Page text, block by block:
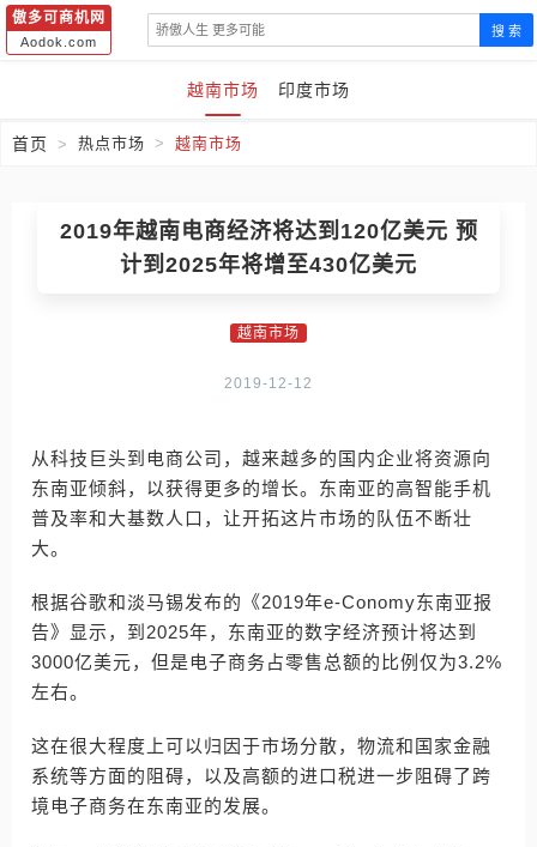
傲多可商机网
Aodok.com
搜 索
越南市场 印度市场
首页 热点市场 越南市场
2019年越南电商经济将达到120亿美元 预
计到2025年将增至430亿美元
越南市场
2019-12-12
从科技巨头到电商公司，越来越多的国内企业将资源向
东南亚倾斜，以获得更多的增长。东南亚的高智能手机
普及率和大基数人口，让开拓这片市场的队伍不断壮
大。
根据谷歌和淡马锡发布的《2019年e-Conomy东南亚报
告》显示，到2025年，东南亚的数字经济预计将达到
3000亿美元，但是电子商务占零售总额的比例仅为3.2%
左右。
这在很大程度上可以归因于市场分散，物流和国家金融
系统等方面的阻碍，以及高额的进口税进一步阻碍了跨
境电子商务在东南亚的发展。